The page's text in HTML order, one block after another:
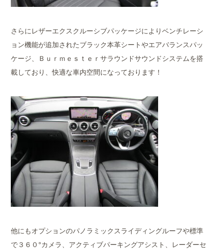
さらにレザーエクスクルーシブパッケージによりベンチレーシ
ョン機能が追加されたブラック本革シートやエアバランスパッ
ケージ、Ｂｕｒｍｅｓｔｅｒサラウンドサウンドシステムを搭
載しており、快適な車内空間になっております！
他にもオプションのパノラミックスライディングルーフや標準
で３６０°カメラ、アクティブパーキングアシスト、レーダーセ